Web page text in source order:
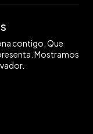
contigo. Que
Mostramos